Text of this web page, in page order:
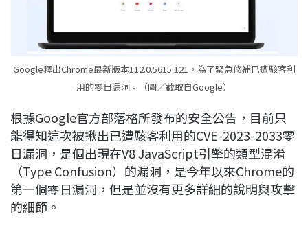
Google釋出Chrome最新版本112.0.5615.121，為了緊急修補已遭駭客利
用的零日漏洞。（圖／截取自Google）
根據Google官方部落格所發布的安全公告，目前只
能得知這次被揪出已遭駭客利用的CVE-2023-2033零
日漏洞，是個出現在V8 JavaScript引擎的類型混淆
（Type Confusion）的漏洞，是今年以來Chrome的
第一個零日漏洞，但是並沒有更多詳細的說明與攻擊
的細節。